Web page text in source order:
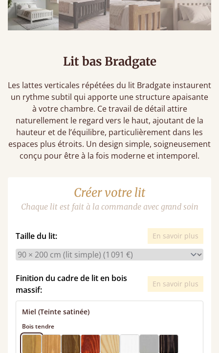
Lit bas Bradgate
Les lattes verticales répétées du lit Bradgate instaurent
un rythme subtil qui apporte une structure apaisante
à votre chambre. Ce travail de détail attire
naturellement le regard vers le haut, ajoutant de la
hauteur et de l’équilibre, particulièrement dans les
espaces plus étroits. Un design simple, soigneusement
conçu pour être à la fois moderne et intemporel.
Créer votre lit
Chaque lit est fait à la commande avec grand soin
Taille du lit: En savoir plus
Finition du cadre de lit en bois
massif:
En savoir plus
Miel (Teinte satinée)
Bois tendre